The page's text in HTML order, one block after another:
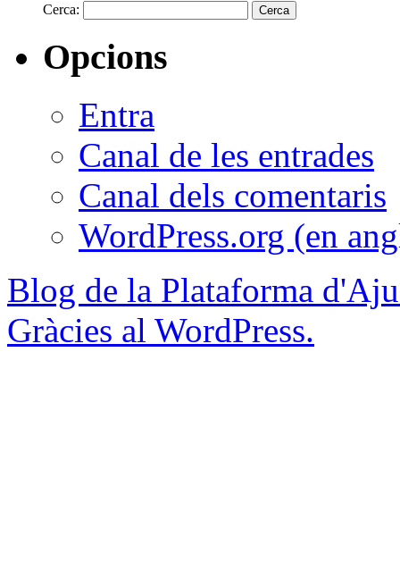
Cerca:
Opcions
Entra
Canal de les entrades
Canal dels comentaris
WordPress.org (en
Blog de la Plataforma
Gràcies al WordPress.